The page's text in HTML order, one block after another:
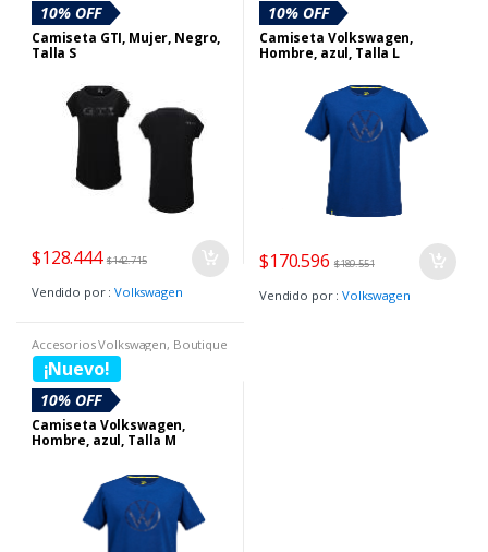
10% OFF
Camiseta GTI, Mujer, Negro,
Talla S
$128.444 $142.715
Vendido por :Volkswagen
10% OFF
Camiseta Volkswagen,
Hombre, azul, Talla L
$170.596 $189.551
Vendido por :Volkswagen
Accesorios Volkswagen, Boutique
Volkswagen,Camisetas
10% OFF
¡Nuevo!
Camiseta Volkswagen,
Hombre, azul, Talla M